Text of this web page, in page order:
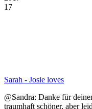
17
Sarah - Josie loves
@Sandra: Danke für
traumhaft schöner, aber